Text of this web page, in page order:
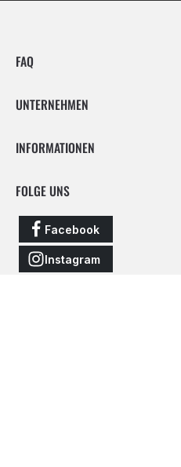
FAQ
UNTERNEHMEN
INFORMATIONEN
FOLGE UNS
Facebook
Instagram